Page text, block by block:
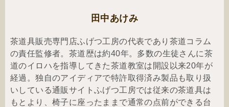
田中あけみ
茶道具販売専門店ふげつ工房の代表であり茶道コラム
の責任監修者。茶道歴は約40年。多数の生徒さんに茶
道のイロハを指導してきた茶道教室は開設以来20年が
経過。独自のアイディアで特許取得済み製品も取り扱
いしている通販サイトふげつ工房では従来の茶道具は
もとより、椅子に座ったままで通常の点前ができる台